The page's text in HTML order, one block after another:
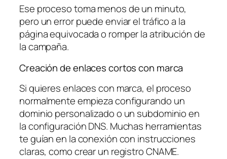
Ese proceso toma menos de un minuto,
pero un error puede enviar el tráfico a la
página equivocada o romper la atribución de
la campaña.
Creación de enlaces cortos con marca
Si quieres enlaces con marca, el proceso
normalmente empieza configurando un
dominio personalizado o un subdominio en
la configuración DNS. Muchas herramientas
te guían en la conexión con instrucciones
claras, como crear un registro CNAME.